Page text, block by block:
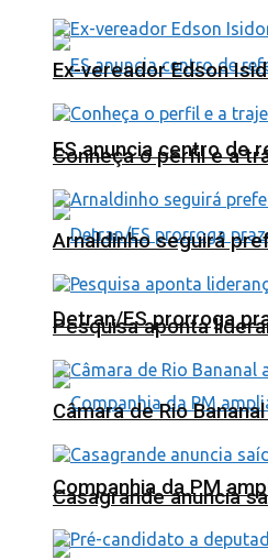
ES anuncia centro de
Detran/ES prorroga
Companhia da PM
Ex-vereador Edson
Conheça o perfil e a
Arnaldinho seguirá
Pesquisa aponta
Câmara de Rio
Casagrande anuncia